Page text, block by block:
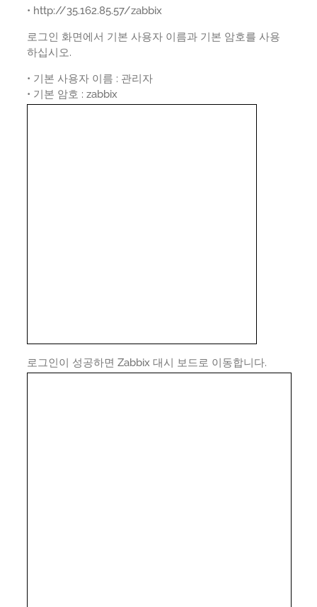
• http://35.162.85.57/zabbix
로그인 화면에서 기본 사용자 이름과 기본 암호를 사용
하십시오.
• 기본 사용자 이름 : 관리자
• 기본 암호 : zabbix
로그인이 성공하면 Zabbix 대시 보드로 이동합니다.